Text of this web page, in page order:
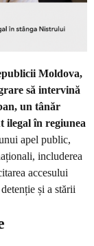
Moldova,
să intervină
un tânăr
ilegal în regiunea
apel public,
includerea
accesului
și a stării